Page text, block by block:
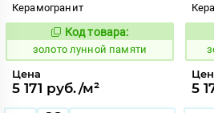
Керамогранит
521943
Код товара:
золото лунной памяти
Цена
5 171 руб./м² 5